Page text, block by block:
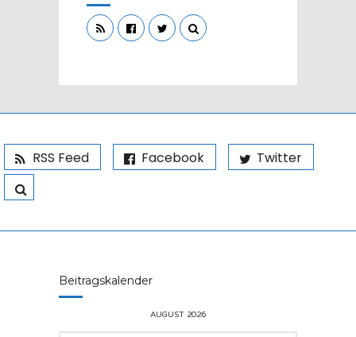
RSS Feed Facebook Twitter
Beitragskalender
AUGUST 2026